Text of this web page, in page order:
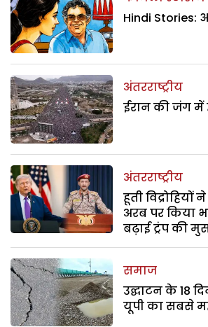
Hindi Stories:
अंतरराष्ट्रीय
ईरान की जंग में
अंतरराष्ट्रीय
हूती
अरब पर किया
बढ़ाई ट्रंप की
समाज
उद्घाटन के 18
यूपी का सबसे